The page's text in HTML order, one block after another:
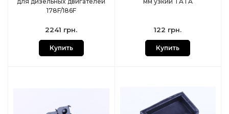
178F/186F
2241 грн.
Купить
122 грн.
Купить